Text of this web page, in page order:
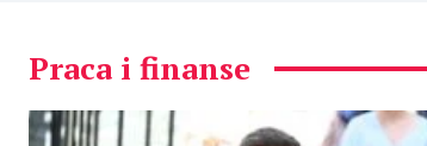
Praca i finanse